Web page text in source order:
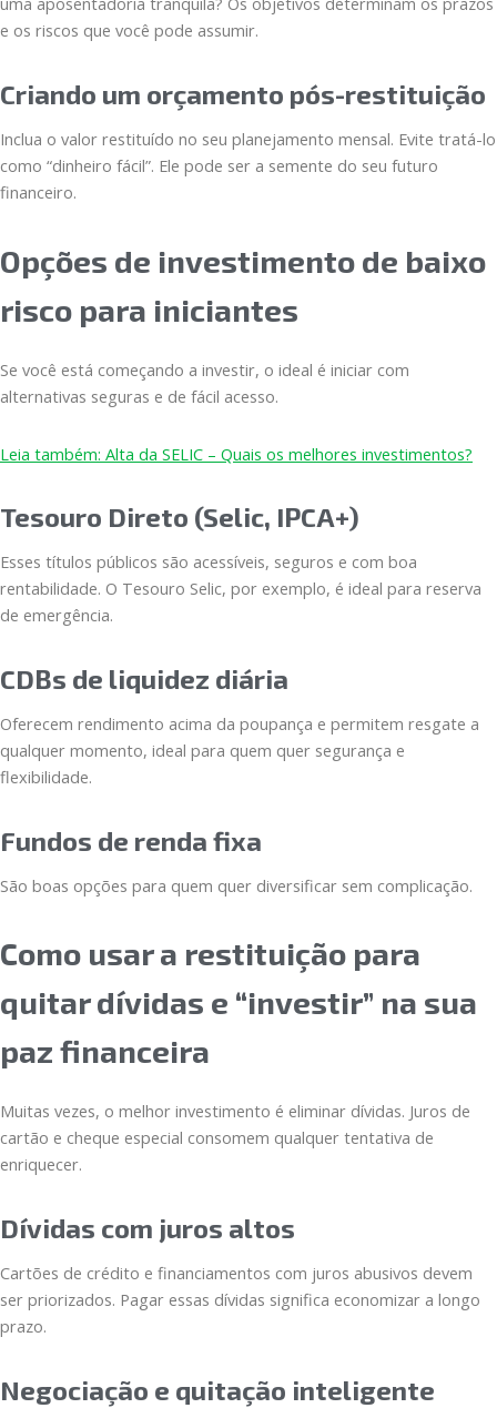
e os riscos que você pode assumir.
Criando um orçamento pós-restituição
Inclua o valor restituído no seu planejamento mensal. Evite tratá-lo
como “dinheiro fácil”. Ele pode ser a semente do seu futuro
financeiro.
Opções de investimento de baixo
risco para iniciantes
Se você está começando a investir, o ideal é iniciar com
alternativas seguras e de fácil acesso.
Leia também: Alta da SELIC – Quais os melhores investimentos?
Tesouro Direto (Selic, IPCA+)
Esses títulos públicos são acessíveis, seguros e com boa
rentabilidade. O Tesouro Selic, por exemplo, é ideal para reserva
de emergência.
CDBs de liquidez diária
Oferecem rendimento acima da poupança e permitem resgate a
qualquer momento, ideal para quem quer segurança e
flexibilidade.
Fundos de renda fixa
São boas opções para quem quer diversificar sem complicação.
Como usar a restituição para
quitar dívidas e “investir” na sua
paz financeira
Muitas vezes, o melhor investimento é eliminar dívidas. Juros de
cartão e cheque especial consomem qualquer tentativa de
enriquecer.
Dívidas com juros altos
Cartões de crédito e financiamentos com juros abusivos devem
ser priorizados. Pagar essas dívidas significa economizar a longo
prazo.
Negociação e quitação inteligente